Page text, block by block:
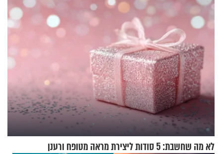
לא מה שחשבת: 5 סודות ליצירת מראה מטופח ורענן